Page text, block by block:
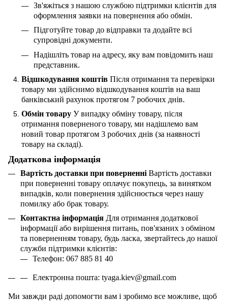
Зв'яжіться з нашою службою підтримки клієнтів для
оформлення заявки на повернення або обмін.
Підготуйте товар до відправки та додайте всі
супровідні документи.
Надішліть товар на адресу, яку вам повідомить наш
представник.
Відшкодування коштів Після отримання та перевірки
товару ми здійснимо відшкодування коштів на ваш
банківський рахунок протягом 7 робочих днів.
Обмін товару У випадку обміну товару, після
отримання поверненого товару, ми надішлемо вам
новий товар протягом 3 робочих днів (за наявності
товару на складі).
Додаткова інформація
Вартість доставки при поверненні Вартість доставки
при поверненні товару оплачує покупець, за винятком
випадків, коли повернення здійснюється через нашу
помилку або брак товару.
Контактна інформація Для отримання додаткової
інформації або вирішення питань, пов'язаних з обміном
та поверненням товару, будь ласка, звертайтесь до нашої
служби підтримки клієнтів:
Телефон: 067 885 81 40
Електронна пошта: tyaga.kiev@gmail.com
Ми завжди раді допомогти вам і зробимо все можливе, щоб